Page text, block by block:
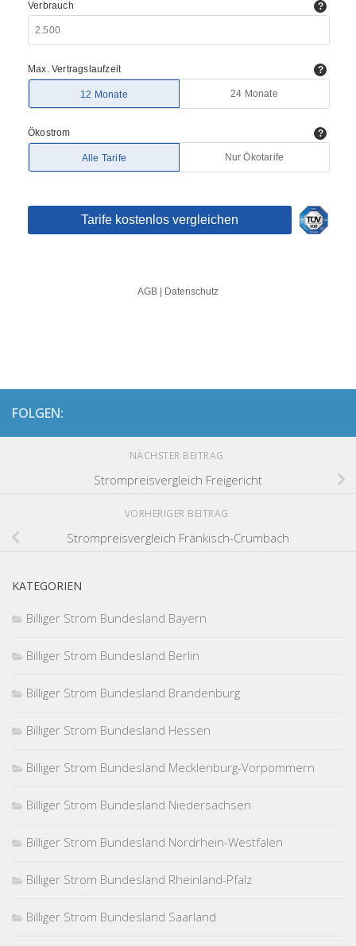
FOLGEN:
NÄCHSTER BEITRAG
Strompreisvergleich Freigericht
VORHERIGER BEITRAG
Strompreisvergleich Fränkisch-Crumbach
KATEGORIEN
Billiger Strom Bundesland Bayern
Billiger Strom Bundesland Berlin
Billiger Strom Bundesland Brandenburg
Billiger Strom Bundesland Hessen
Billiger Strom Bundesland Mecklenburg-Vorpommern
Billiger Strom Bundesland Niedersachsen
Billiger Strom Bundesland Nordrhein-Westfalen
Billiger Strom Bundesland Rheinland-Pfalz
Billiger Strom Bundesland Saarland